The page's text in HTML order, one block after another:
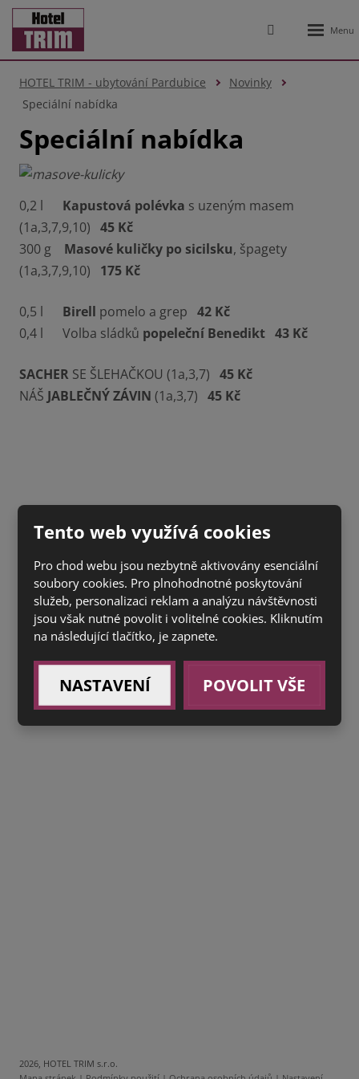
Vyhledávání
HOTEL TRIM - ubytování Pardubice
Novinky
Speciální nabídka
Speciální nabídka
0,2 l Kapustová polévka s uzeným masem
(1a,3,7,9,10) 45 Kč
300 g Masové kuličky po sicilsku, špagety
(1a,3,7,9,10) 175 Kč
0,5 l Birell pomelo a grep 42 Kč
0,4 l Volba sládků popeleční Benedikt 43 Kč
SACHER SE ŠLEHAČKOU (1a,3,7) 45 Kč
NÁŠ JABLEČNÝ ZÁVIN (1a,3,7) 45 Kč
2026, HOTEL TRIM s.r.o.
Tento web využívá cookies
Pro chod webu jsou nezbytně aktivovány esenciální
soubory cookies. Pro plnohodnotné poskytování
služeb, personalizaci reklam a analýzu návštěvnosti
jsou však nutné povolit i volitelné cookies. Kliknutím
na následující tlačítko, je zapnete.
NASTAVENÍ POVOLIT VŠE